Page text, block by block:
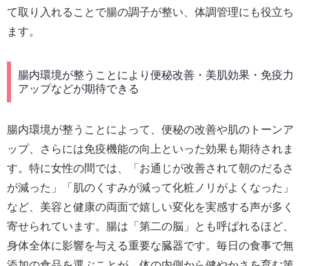
て取り入れることで腸の調子が整い、体調管理にも役立ち
ます。
腸内環境が整うことにより便秘改善・美肌効果・免疫力
アップなどが期待できる
腸内環境が整うことによって、便秘の改善や肌のトーンア
ップ、さらには免疫機能の向上といった効果も期待されま
す。特に女性の間では、「お通じが改善されて朝のだるさ
が減った」「肌のくすみが減って化粧ノリがよくなった」
など、美容と健康の両面で嬉しい変化を実感する声が多く
寄せられています。腸は「第二の脳」とも呼ばれるほど、
身体全体に影響を与える重要な臓器です。毎日の食事で無